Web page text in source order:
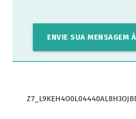
ENVIE SUA MENSAGEM